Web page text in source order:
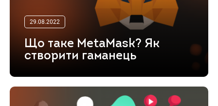
29.08.2022
Що таке MetaMask? Як
створити гаманець